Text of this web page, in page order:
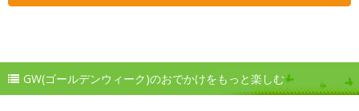
GW(ゴールデンウィーク)のおでかけをもっと楽しむ